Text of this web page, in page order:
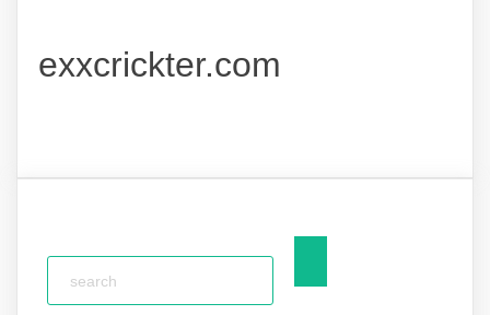
exxcrickter.com